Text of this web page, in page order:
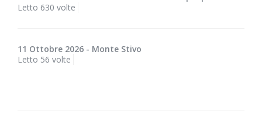
Letto 630 volte
11 Ottobre 2026 - Monte Stivo
Letto 56 volte